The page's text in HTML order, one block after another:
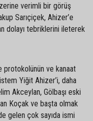
verimli bir görüş
Sarıçiçek, Ahizer’e
dolayı tebriklerini ileterek
protokolünün ve kanaat
Yiğit Ahizer’i, daha
Akceylan, Gölbaşı eski
Koçak ve başta olmak
gelen çok sayıda ismi